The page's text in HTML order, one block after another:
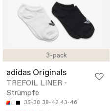
3-pack
adidas Originals
TREFOIL LINER -
Strümpfe
35-38 39-42 43-46